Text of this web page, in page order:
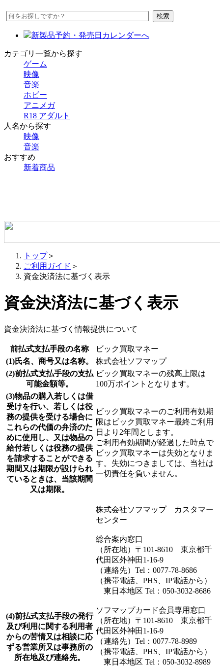
新製品予約・発売日カレンダーへ
カテゴリ一覧から探す
ゲーム
映像
音楽
ホビー
アニメガ
R18 アダルト
人名から探す
映像
音楽
おすすめ
新着商品
トップ＞
ご利用ガイド ＞
資金決済法に基づく表示
資金決済法に基づく表示
資金決済法に基づく情報提供について
前払式支払手段の名称
ビック買取マネー
(1)氏名、商号又は名称。
株式会社ソフマップ
(2)前払式支払手段の支払
可能金額等。
ビック買取マネーの残高上限は
100万ポイントとなります。
(3)物品の購入若しくは借
受けを行い、若しくは役
務の提供を受ける場合に
これらの代価の弁済のた
めに使用し、又は物品の
給付若しくは役務の提供
を請求することができる
期間又は期限が設けられ
ているときは、当該期間
又は期限。
ビック買取マネーのご利用有効期
限はビック買取マネー最終ご利用
日より2年間とします。
ご利用有効期間が経過した時点で
ビック買取マネーは失効となりま
す。失効につきましては、当社は
一切責任を負いません。
(4)前払式支払手段の発行
及び利用に関する利用者
からの苦情又は相談に応
ずる営業所又は事務所の
所在地及び連絡先。
株式会社ソフマップ カスタマー
センター
総合案内窓口
（所在地）〒101-8610 東京都千
代田区外神田1-16-9
（連絡先）Tel：0077-78-8686
（携帯電話、PHS、IP電話から）
東日本地区 Tel：050-3032-8686
ソフマップカード会員専用窓口
（所在地）〒101-8610 東京都千
代田区外神田1-16-9
（連絡先）Tel：0077-78-8989
（携帯電話、PHS、IP電話から）
東日本地区 Tel：050-3032-8989